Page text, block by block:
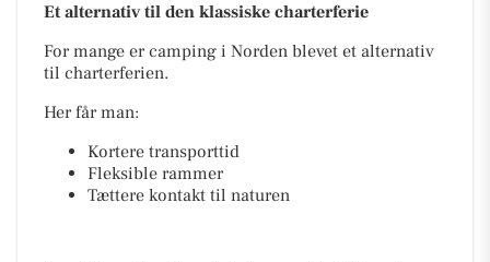
Et alternativ til den klassiske charterferie
For mange er camping i Norden blevet et alternativ
til charterferien.
Her får man:
Kortere transporttid
Fleksible rammer
Tættere kontakt til naturen